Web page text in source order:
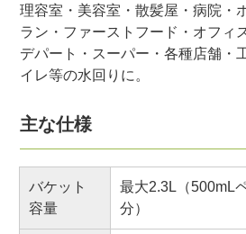
理容室・美容室・散髪屋・病院・
ラン・ファーストフード・オフィ
デパート・スーパー・各種店舗・
イレ等の水回りに。
主な仕様
バケット
容量
最大2.3L（500mL
分）